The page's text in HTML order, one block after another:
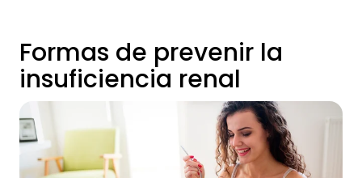
Formas de prevenir la
insuficiencia renal